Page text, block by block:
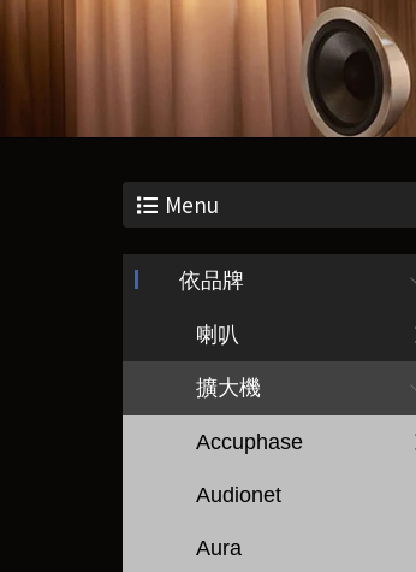
Menu
依品牌
喇叭
擴大機
Accuphase
Audionet
Aura